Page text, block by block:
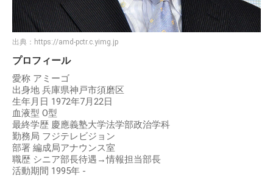
出典： https://amd-pctr.c.yimg.jp
プロフィール
愛称 アミーゴ
出身地 兵庫県神戸市須磨区
生年月日 1972年7月22日
血液型 O型
最終学歴 慶應義塾大学法学部政治学科
勤務局 フジテレビジョン
部署 編成局アナウンス室
職歴 シニア部長待遇→情報担当部長
活動期間 1995年 -